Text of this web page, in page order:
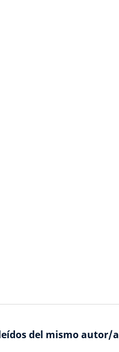
del mismo autor/a